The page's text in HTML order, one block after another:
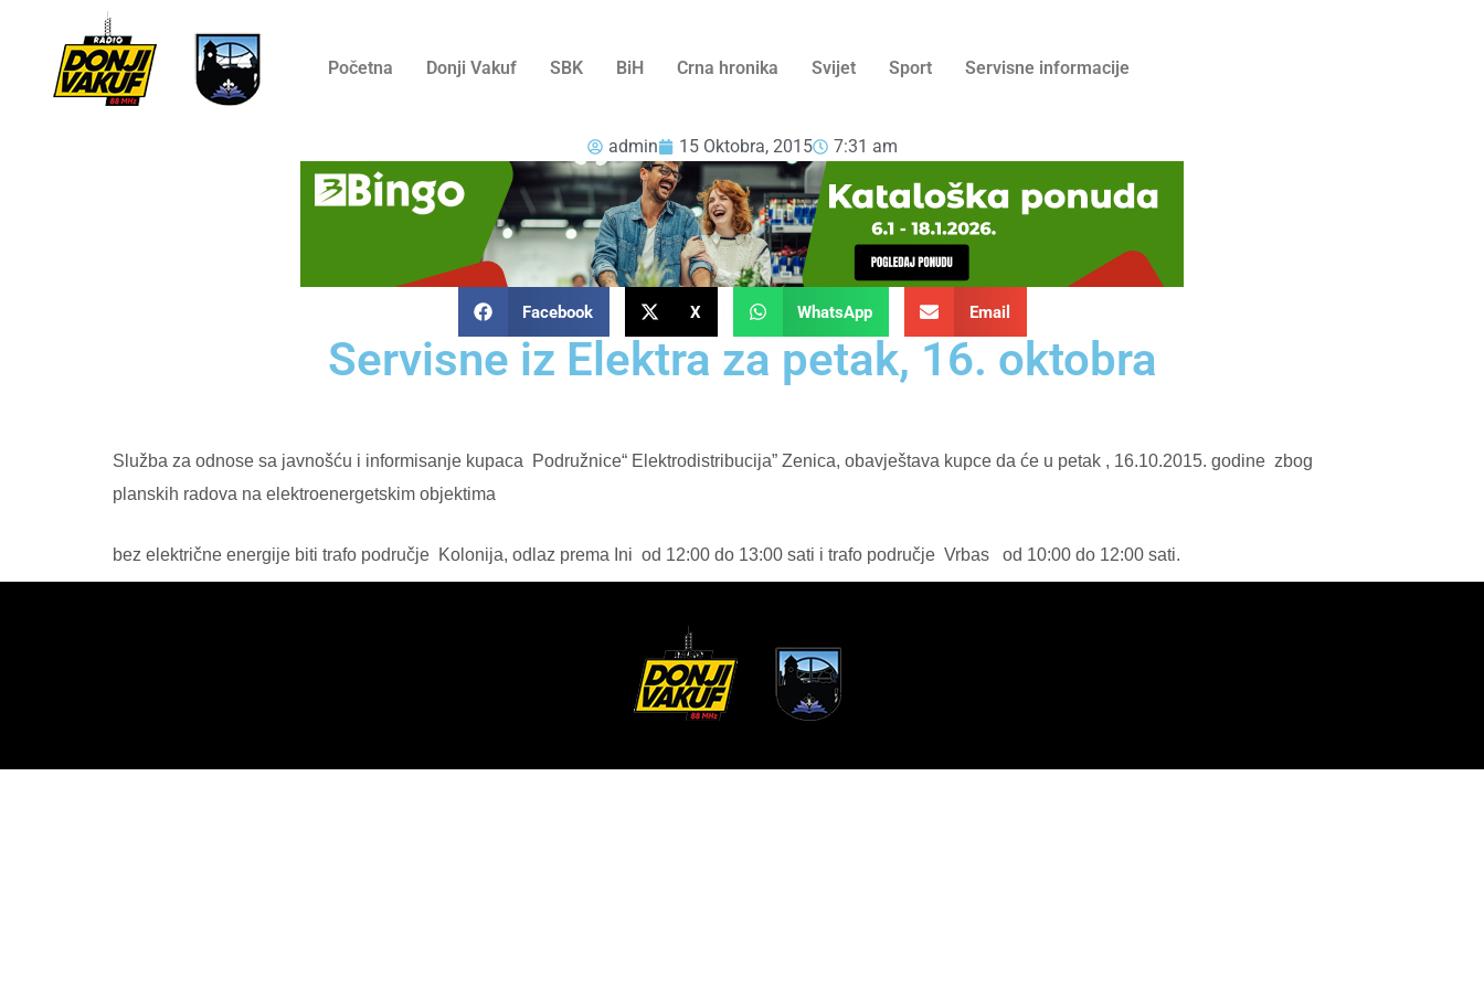
Početna Donji Vakuf SBK BiH Crna hronika Svijet Sport Servisne informacije
admin 15 Oktobra, 2015 7:31 am
Facebook X WhatsApp Email
Servisne iz Elektra za petak, 16. oktobra
Služba za odnose sa javnošću i informisanje kupaca Podružnice“ Elektrodistribucija” Zenica, obavještava kupce da će u petak , 16.10.2015. godine zbog
planskih radova na elektroenergetskim objektima
bez električne energije biti trafo područje Kolonija, odlaz prema Ini od 12:00 do 13:00 sati i trafo područje Vrbas od 10:00 do 12:00 sati.